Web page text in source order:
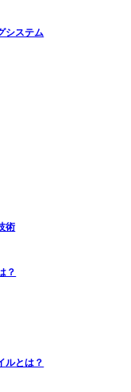
システム
術
？
ルとは？